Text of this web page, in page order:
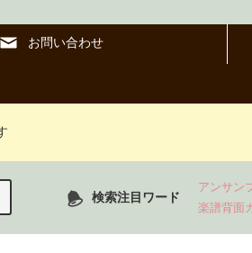
お問い合わせ
検索注目ワード
アンサン
楽譜背面